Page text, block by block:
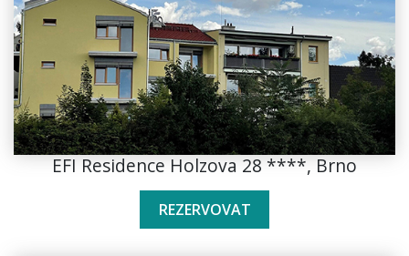
EFI Residence Holzova 28 ****, Brno
REZERVOVAT